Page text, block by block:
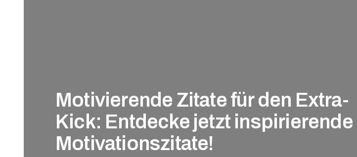
Motivierende Zitate für den Extra-
Kick: Entdecke jetzt inspirierende
Motivationszitate!